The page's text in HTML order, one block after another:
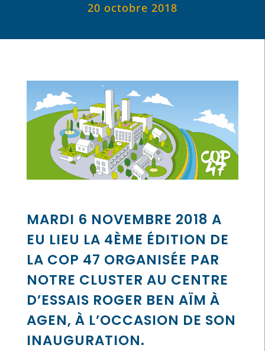
20 octobre 2018
MARDI 6 NOVEMBRE 2018 A
EU LIEU LA 4ÈME ÉDITION DE
LA COP 47 ORGANISÉE PAR
NOTRE CLUSTER AU CENTRE
D’ESSAIS ROGER BEN AÏM À
AGEN, À L’OCCASION DE SON
INAUGURATION.